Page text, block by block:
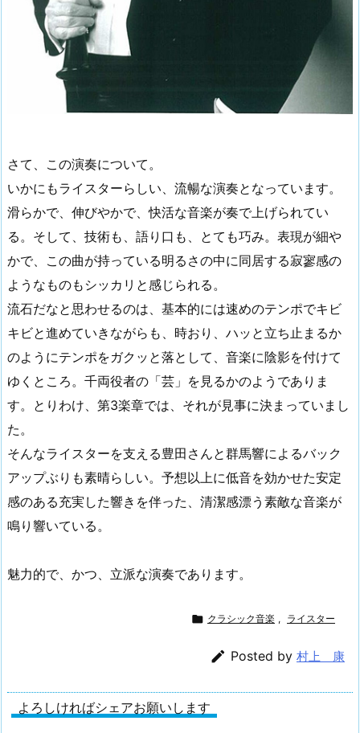
さて、この演奏について。
いかにもライスターらしい、流暢な演奏となっています。
滑らかで、伸びやかで、快活な音楽が奏で上げられてい
る。そして、技術も、語り口も、とても巧み。表現が細や
かで、この曲が持っている明るさの中に同居する寂寥感の
ようなものもシッカリと感じられる。
流石だなと思わせるのは、基本的には速めのテンポでキビ
キビと進めていきながらも、時おり、ハッと立ち止まるか
のようにテンポをガクッと落として、音楽に陰影を付けて
ゆくところ。千両役者の「芸」を見るかのようでありま
す。とりわけ、第3楽章では、それが見事に決まっていまし
た。
そんなライスターを支える豊田さんと群馬響によるバック
アップぶりも素晴らしい。予想以上に低音を効かせた安定
感のある充実した響きを伴った、清潔感漂う素敵な音楽が
鳴り響いている。
魅力的で、かつ、立派な演奏であります。
 クラシック音楽 , ライスター
 Posted by 村上 康
よろしければシェアお願いします